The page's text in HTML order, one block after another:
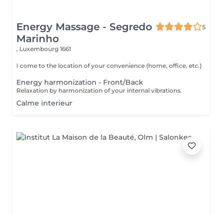
Energy Massage - Segredo
Marinho
5
, Luxembourg 1661
I come to the location of your convenience (home, office, etc.)
Energy harmonization - Front/Back
Relaxation by harmonization of your internal vibrations.
Calme interieur